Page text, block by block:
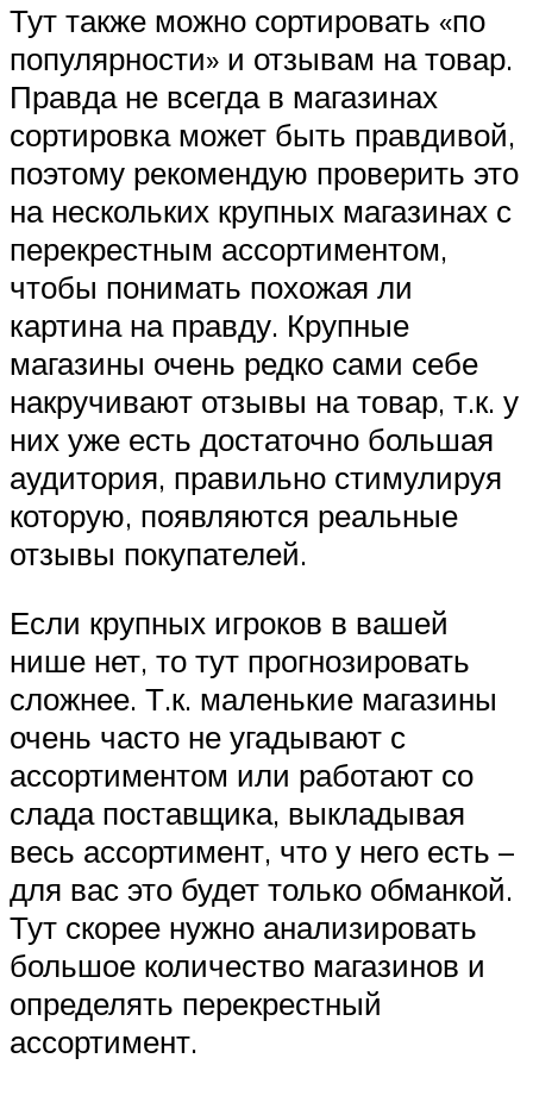
Тут также можно сортировать «по
популярности» и отзывам на товар.
Правда не всегда в магазинах
сортировка может быть правдивой,
поэтому рекомендую проверить это
на нескольких крупных магазинах с
перекрестным ассортиментом,
чтобы понимать похожая ли
картина на правду. Крупные
магазины очень редко сами себе
накручивают отзывы на товар, т.к. у
них уже есть достаточно большая
аудитория, правильно стимулируя
которую, появляются реальные
отзывы покупателей.
Если крупных игроков в вашей
нише нет, то тут прогнозировать
сложнее. Т.к. маленькие магазины
очень часто не угадывают с
ассортиментом или работают со
слада поставщика, выкладывая
весь ассортимент, что у него есть –
для вас это будет только обманкой.
Тут скорее нужно анализировать
большое количество магазинов и
определять перекрестный
ассортимент.